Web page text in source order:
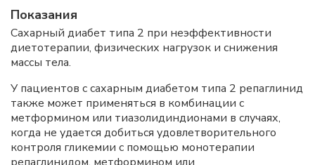
Показания
Сахарный диабет типа 2 при неэффективности
диетотерапии, физических нагрузок и снижения
массы тела.
У пациентов с сахарным диабетом типа 2 репаглинид
также может применяться в комбинации с
метформином или тиазолидиндионами в случаях,
когда не удается добиться удовлетворительного
контроля гликемии с помощью монотерапии